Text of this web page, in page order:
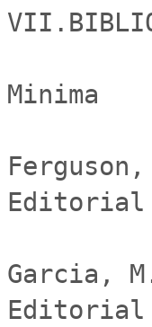
Minima
Editorial
Garcia,
Editorial